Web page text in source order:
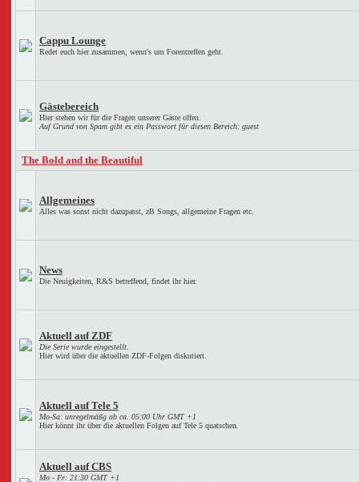
Cappu Lounge
Redet euch hier zusammen, wenn's um Forentreffen geht.
Gästebereich
Hier stehen wir für die Fragen unserer Gäste offen.
Auf Grund von Spam gibt es ein Passwort für diesen Bereich: guest
The Bold and the Beautiful
Allgemeines
Alles was sonst nicht dazupasst, zB Songs, allgemeine Fragen etc.
News
Die Neuigkeiten, R&S betreffend, findet ihr hier.
Aktuell auf ZDF
Die Serie wurde eingestellt.
Hier wird über die aktuellen ZDF-Folgen diskutiert.
Aktuell auf Tele 5
Mo-Sa: unregelmäßg ab ca. 05:00 Uhr GMT +1
Hier könnt ihr über die aktuellen Folgen auf Tele 5 quatschen.
Aktuell auf CBS
Mo - Fr: 21:30 GMT +1